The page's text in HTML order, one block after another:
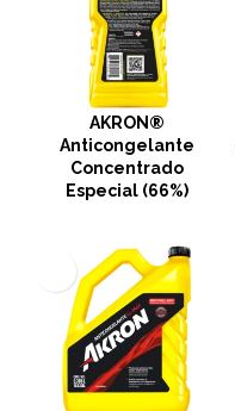
AKRON®
Anticongelante
Concentrado
Especial (66%)